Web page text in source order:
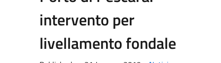
intervento per
livellamento fondale